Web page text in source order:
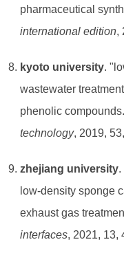
pharmaceutical
international edition,
kyoto university.
wastewater
phenolic
technology, 2019,
zhejiang university.
low-density sponge
exhaust gas
interfaces, 2021, 13,